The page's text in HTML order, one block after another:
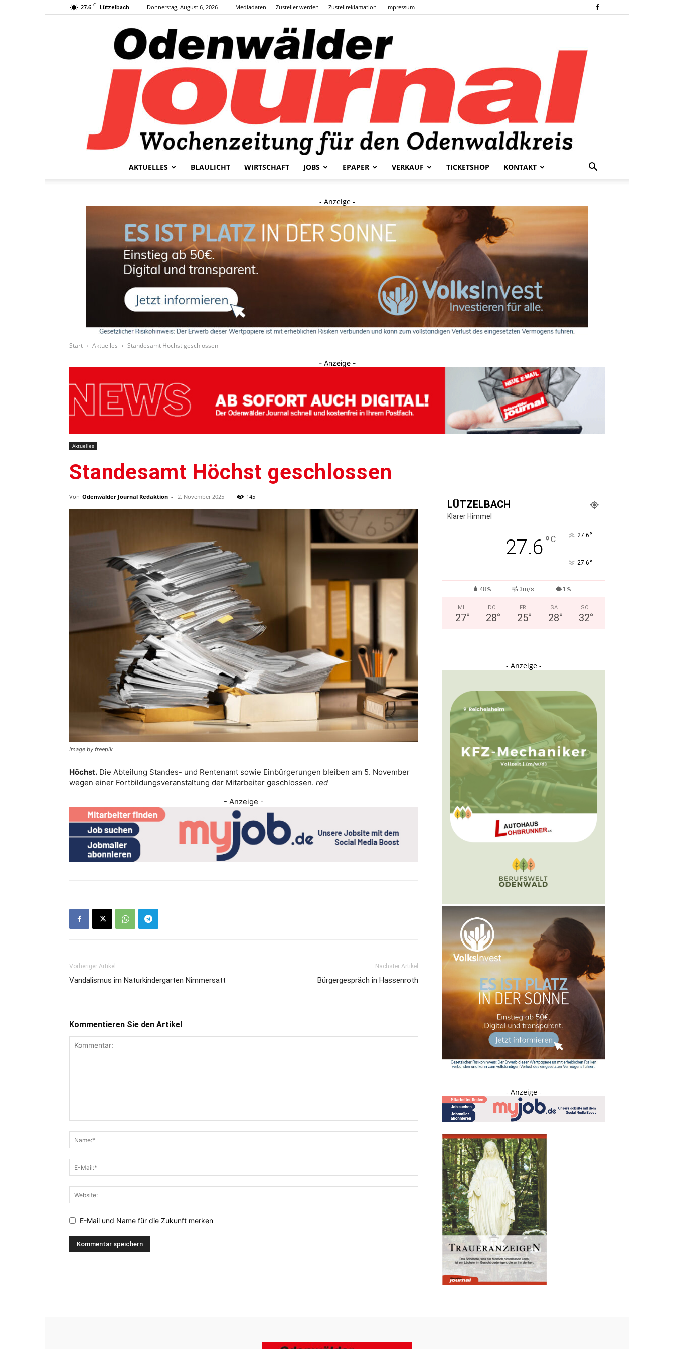
27.6 C Lützelbach Donnerstag, August 6, 2026 Mediadaten Zusteller werden Zustellreklamation Impressum
AKTUELLES BLAULICHT WIRTSCHAFT JOBS EPAPER VERKAUF TICKETSHOP KONTAKT
- Anzeige -
Start Aktuelles Standesamt Höchst geschlossen
- Anzeige -
Aktuelles
Standesamt Höchst geschlossen
Von Odenwälder Journal Redaktion - 2. November 2025 145
Image by freepik
Höchst. Die Abteilung Standes- und Rentenamt sowie Einbürgerungen bleiben am 5. November
wegen einer Fortbildungsveranstaltung der Mitarbeiter geschlossen. red
- Anzeige -
Vorheriger Artikel
Vandalismus im Naturkindergarten Nimmersatt
Nächster Artikel
Bürgergespräch in Hassenroth
Kommentieren Sie den Artikel
E-Mail und Name für die Zukunft merken
LÜTZELBACH
Klarer Himmel
27.6°C 27.6°
27.6°
48% 3m/s 1%
MI.
27°
DO.
28°
FR.
25°
SA.
28°
SO.
32°
- Anzeige -
- Anzeige -